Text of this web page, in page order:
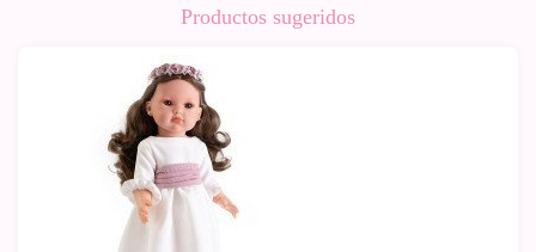
Productos sugeridos